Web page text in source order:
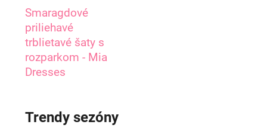
Smaragdové
priliehavé
trblietavé šaty s
rozparkom - Mia
Dresses
Trendy sezóny